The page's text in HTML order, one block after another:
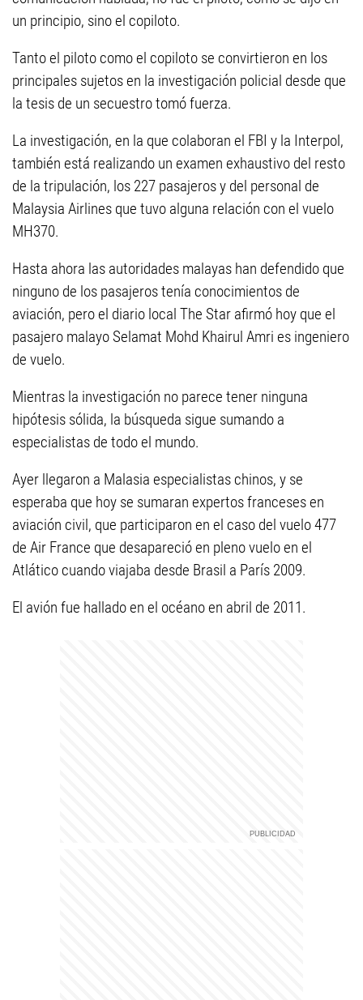
un principio, sino el copiloto.
Tanto el piloto como el copiloto se convirtieron en los
principales sujetos en la investigación policial desde que
la tesis de un secuestro tomó fuerza.
La investigación, en la que colaboran el FBI y la Interpol,
también está realizando un examen exhaustivo del resto
de la tripulación, los 227 pasajeros y del personal de
Malaysia Airlines que tuvo alguna relación con el vuelo
MH370.
Hasta ahora las autoridades malayas han defendido que
ninguno de los pasajeros tenía conocimientos de
aviación, pero el diario local The Star afirmó hoy que el
pasajero malayo Selamat Mohd Khairul Amri es ingeniero
de vuelo.
Mientras la investigación no parece tener ninguna
hipótesis sólida, la búsqueda sigue sumando a
especialistas de todo el mundo.
Ayer llegaron a Malasia especialistas chinos, y se
esperaba que hoy se sumaran expertos franceses en
aviación civil, que participaron en el caso del vuelo 477
de Air France que desapareció en pleno vuelo en el
Atlático cuando viajaba desde Brasil a París 2009.
El avión fue hallado en el océano en abril de 2011.